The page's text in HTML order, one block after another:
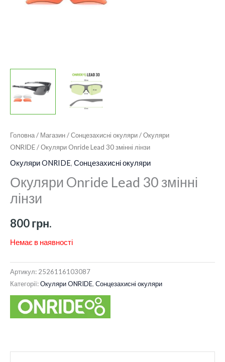
Головна/ Магазин/Сонцезахисні окуляри/Окуляри
ONRIDE/ Окуляри Onride Lead 30 змінні лінзи
Окуляри ONRIDE, Сонцезахисні окуляри
Окуляри Onride Lead 30 змінні
лінзи
800грн.
Немає в наявності
Артикул: 2526116103087
Категорії:Окуляри ONRIDE, Сонцезахисні окуляри